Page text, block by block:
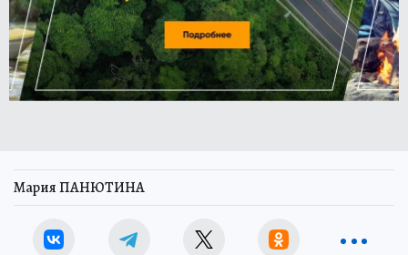
Мария ПАНЮТИНА